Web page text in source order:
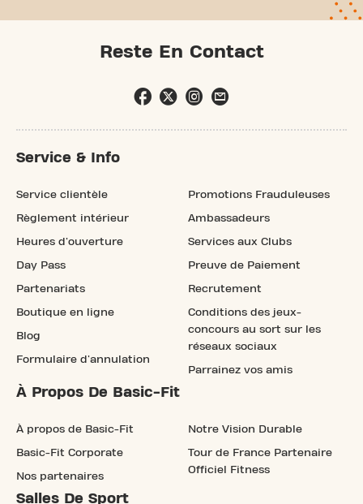
Reste En Contact
Service & Info
Service clientèle
Règlement intérieur
Heures d'ouverture
Day Pass
Partenariats
Boutique en ligne
Blog
Formulaire d'annulation
Promotions Frauduleuses
Ambassadeurs
Services aux Clubs
Preuve de Paiement
Recrutement
Conditions des jeux-
concours au sort sur les
réseaux sociaux
Parrainez vos amis
À Propos De Basic-Fit
À propos de Basic-Fit
Basic-Fit Corporate
Nos partenaires
Notre Vision Durable
Tour de France Partenaire
Officiel Fitness
Salles De Sport